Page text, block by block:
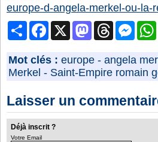
europe-d-angela-merkel-ou-
PartagerFacebook MastodonThreads
Mot clés : europe - angela
Merkel - Saint-Empire romain
Laisser un
Déjà inscrit ?
Votre Email